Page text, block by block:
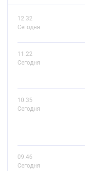
12.32
Сегодня
11.22
Сегодня
10.35
Сегодня
09.46
Сегодня